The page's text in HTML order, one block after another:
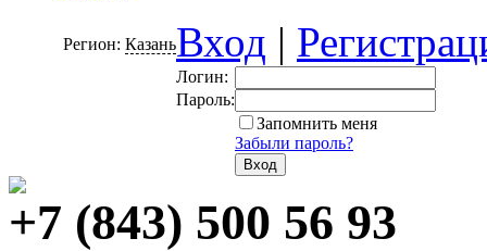
Регион: КазаньВход |
Логин:
Пароль:
Запомнить меня
Забыли пароль?
+7 (843) 500 56 93